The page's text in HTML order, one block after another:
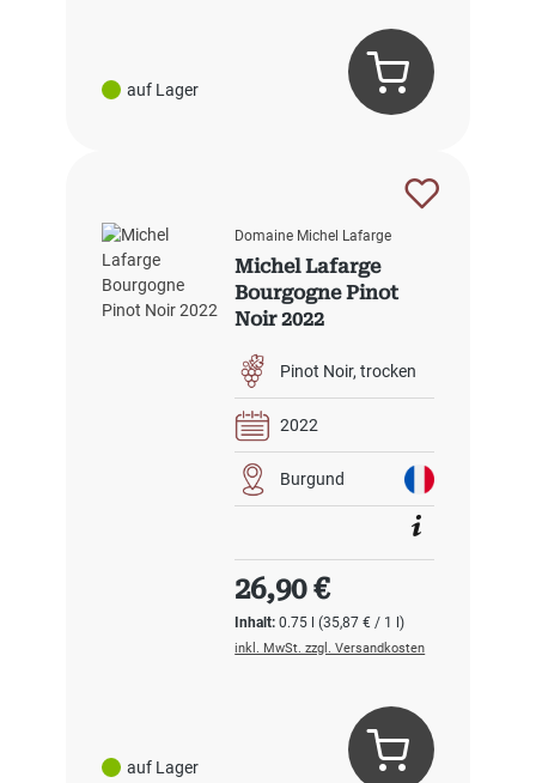
auf Lager
auf Lager
Domaine Michel Lafarge
Michel Lafarge
Bourgogne Pinot
Noir 2022
Pinot Noir trocken
2022
Burgund
Inhalt:0.75 l(35,87 € / 1 l)
Regulärer Preis:
26,90 €
inkl. MwSt. zzgl. Versandkosten